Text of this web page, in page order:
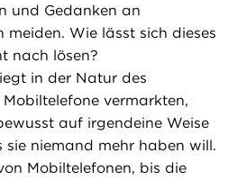
und Gedanken an
meiden. Wie lässt sich dieses
nach lösen?
in der Natur des
Mobiltelefone vermarkten,
auf irgendeine Weise
sie niemand mehr haben will.
Mobiltelefonen, bis die